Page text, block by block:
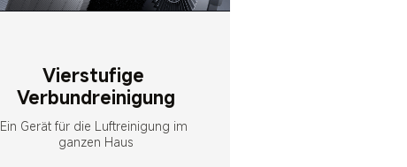
Vierstufige
Verbundreinigung
Ein Gerät für die Luftreinigung im
ganzen Haus